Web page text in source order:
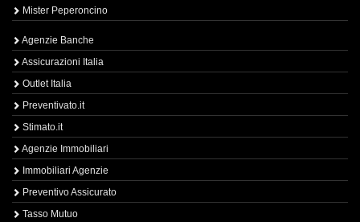
Mister Peperoncino
Agenzie Banche
Assicurazioni Italia
Outlet Italia
Preventivato.it
Stimato.it
Agenzie Immobiliari
Immobiliari Agenzie
Preventivo Assicurato
Tasso Mutuo